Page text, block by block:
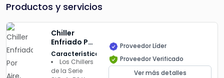
Productos y servicios
Chiller
Enfriado Por
Aire,
Capacidad
De
Características
Los Chillers
de la Serie
Proveedor Líder
Proveedor Verificado
Ver más detalles